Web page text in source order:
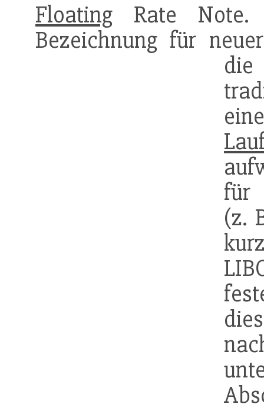
Floating Rate
Bezeichnung für
für
(z.